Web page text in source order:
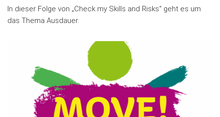
In dieser Folge von „Check my Skills and Risks“ geht es um
das Thema Ausdauer.